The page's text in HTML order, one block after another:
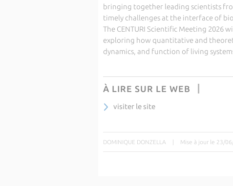
bringing together leading scientists
timely challenges at the interface of
The CENTURI Scientific Meeting
exploring how quantitative and
dynamics, and function of living
À LIRE SUR LE WEB
visiter le site
DOMINIQUE DONZELLA | Mise à jour le 23/